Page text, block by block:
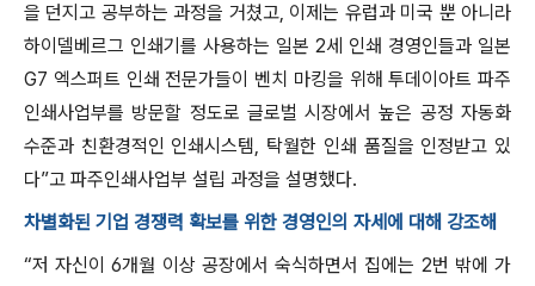
을 던지고 공부하는 과정을 거쳤고, 이제는 유럽과 미국 뿐 아니라
하이델베르그 인쇄기를 사용하는 일본 2세 인쇄 경영인들과 일본
G7 엑스퍼트 인쇄 전문가들이 벤치 마킹을 위해 투데이아트 파주
인쇄사업부를 방문할 정도로 글로벌 시장에서 높은 공정 자동화
수준과 친환경적인 인쇄시스템, 탁월한 인쇄 품질을 인정받고 있
다”고 파주인쇄사업부 설립 과정을 설명했다.
차별화된 기업 경쟁력 확보를 위한 경영인의 자세에 대해 강조해
“저 자신이 6개월 이상 공장에서 숙식하면서 집에는 2번 밖에 가